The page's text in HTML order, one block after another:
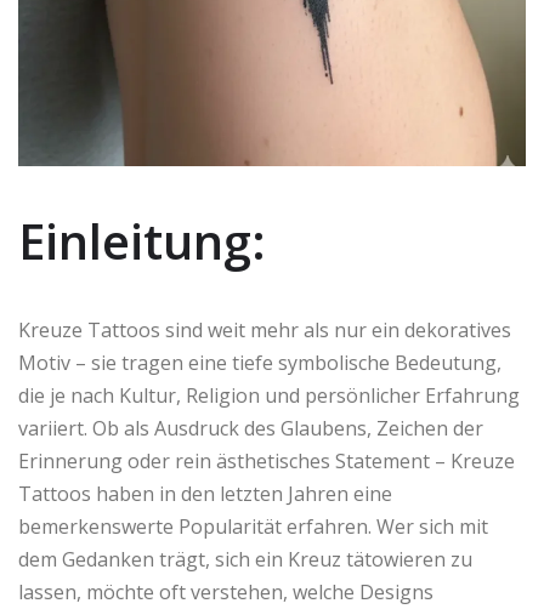
Einleitung:
Kreuze Tattoos sind weit mehr als nur ein dekoratives
Motiv – sie tragen eine tiefe symbolische Bedeutung,
die je nach Kultur, Religion und persönlicher Erfahrung
variiert. Ob als Ausdruck des Glaubens, Zeichen der
Erinnerung oder rein ästhetisches Statement – Kreuze
Tattoos haben in den letzten Jahren eine
bemerkenswerte Popularität erfahren. Wer sich mit
dem Gedanken trägt, sich ein Kreuz tätowieren zu
lassen, möchte oft verstehen, welche Designs